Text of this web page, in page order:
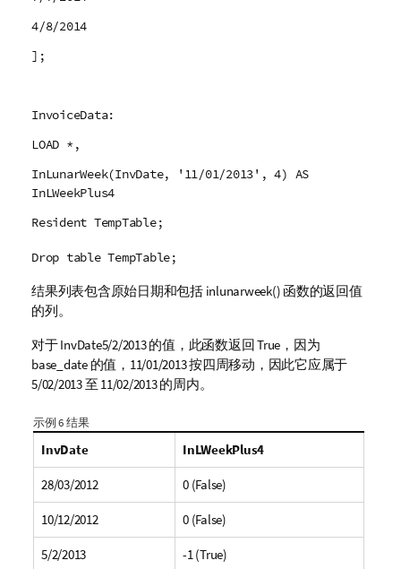
4/8/2014
];
InvoiceData:
LOAD *,
InLunarWeek(InvDate, '11/01/2013', 4) AS
InLWeekPlus4
Resident TempTable;
Drop table TempTable;
结果列表包含原始日期和包括 inlunarweek() 函数的返回值
的列。
对于InvDate5/2/2013的值，此函数返回True ，因为
base_date的值， 11/01/2013按四周移动，因此它应属于
5/02/2013至 11/02/2013的周内。
示例 6 结果
InvDate InLWeekPlus4
28/03/2012 0 (False)
10/12/2012 0 (False)
5/2/2013 -1 (True)